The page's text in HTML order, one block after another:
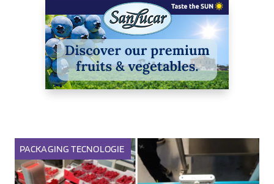
PACKAGING TECNOLOGIE